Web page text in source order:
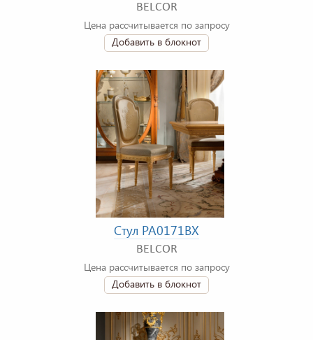
BELCOR
Цена рассчитывается по запросу
Добавить в блокнот
Стул PA0171BX
BELCOR
Цена рассчитывается по запросу
Добавить в блокнот